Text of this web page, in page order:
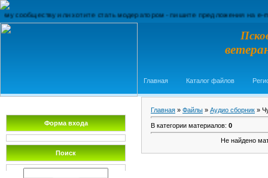
или хотите стать модератором - пишите предложения на e-mail:
Главная Каталог файлов
Форма входа
Поиск
Главная » Файлы » Аудио сборник »
В категории материалов: 0
Не найдено